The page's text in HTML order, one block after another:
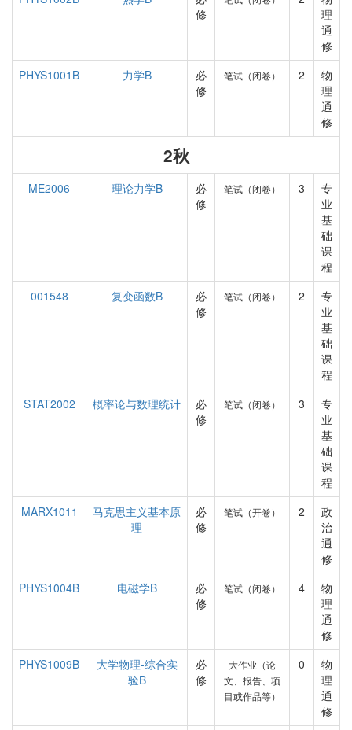
修
理
通
修
PHYS1001B
力学B
必
修
笔试（闭卷） 2
物
理
通
修
2秋
ME2006 理论力学B
必
修
笔试（闭卷） 3
专
业
基
础
课
程
001548
复变函数B
必
修
笔试（闭卷） 2
专
业
基
础
课
程
STAT2002
概率论与数理统计
必
修
笔试（闭卷） 3
专
业
基
础
课
程
MARX1011
马克思主义基本原
理
必
修
笔试（开卷） 2
政
治
通
修
PHYS1004B
电磁学B
必
修
笔试（闭卷） 4
物
理
通
修
PHYS1009B
大学物理-综合实
验B
必
修
大作业（论
文、报告、项
目或作品等）
0
物
理
通
修